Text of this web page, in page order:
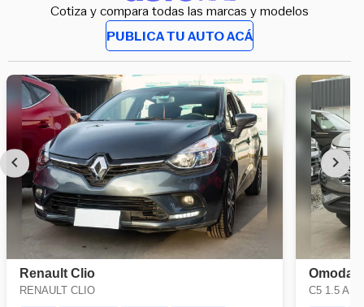
Cotiza y compara todas las marcas y modelos
PUBLICA TU AUTO ACÁ